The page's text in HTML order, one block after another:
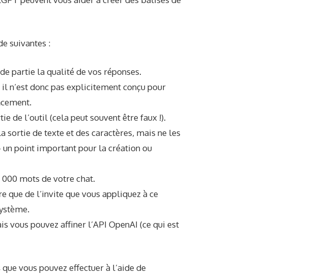
suivantes :
partie la qualité de vos réponses.
n’est donc pas explicitement conçu pour
de l’outil (cela peut souvent être faux !).
de texte et des caractères, mais ne les
un point important pour la création ou
000 mots de votre chat.
que de l’invite que vous appliquez à ce
vous pouvez affiner l’API OpenAI (ce qui est
vous pouvez effectuer à l’aide de